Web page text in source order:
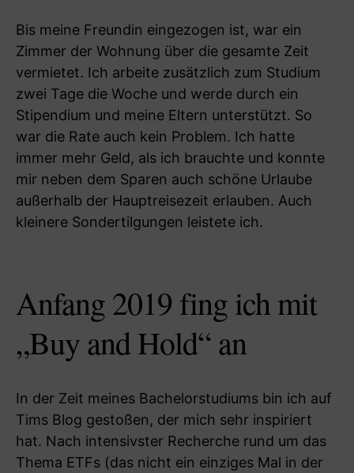
Bis meine Freundin eingezogen ist, war ein
Zimmer der Wohnung über die gesamte Zeit
vermietet. Ich arbeite zusätzlich zum Studium
zwei Tage die Woche und werde durch ein
Stipendium und meine Eltern unterstützt. So
war die Rate auch kein Problem. Ich hatte
immer mehr Geld, als ich brauchte und konnte
mir neben dem Sparen auch schöne Urlaube
außerhalb der Hauptreisezeit erlauben. Auch
kleinere Sondertilgungen leistete ich.
Anfang 2019 fing ich mit
„Buy and Hold“ an
In der Zeit meines Bachelorstudiums bin ich auf
Tims Blog gestoßen, der mich sehr inspiriert
hat. Nach intensivster Recherche rund um das
Thema ETFs (das nicht ein einziges Mal in der